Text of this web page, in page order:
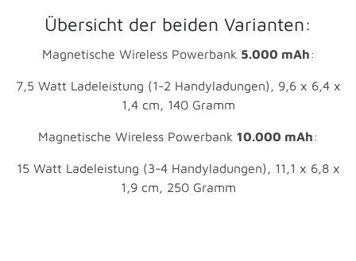
Übersicht der beiden Varianten:
Magnetische Wireless Powerbank 5.000 mAh:
7,5 Watt Ladeleistung (1-2 Handyladungen), 9,6 x 6,4 x
1,4 cm, 140 Gramm
Magnetische Wireless Powerbank 10.000 mAh:
15 Watt Ladeleistung (3-4 Handyladungen), 11,1 x 6,8 x
1,9 cm, 250 Gramm